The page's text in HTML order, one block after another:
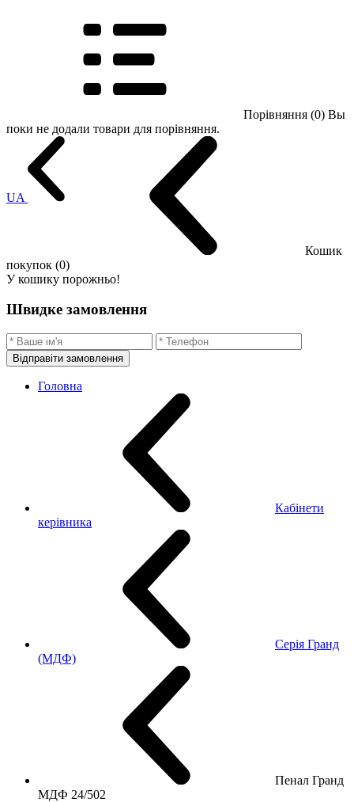
Порівняння (0) Вы
поки не додали товари для порівняння.
UA
Кошик
покупок (0)
У кошику порожньо!
Швидке замовлення
Відправіти замовлення
Головна
Кабінети
керівника
Серія Гранд
(МДФ)
Пенал Гранд
МДФ 24/502